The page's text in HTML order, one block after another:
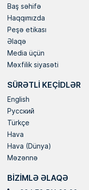
Baş səhifə
Haqqımızda
Peşə etikası
Əlaqə
Media üçün
Məxfilik siyasəti
SÜRƏTLI KEÇIDLƏR
English
Русский
Türkçe
Hava
Hava (Dünya)
Məzənnə
BIZIMLƏ ƏLAQƏ